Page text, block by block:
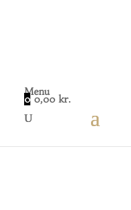
Menu
0 0,00kr.